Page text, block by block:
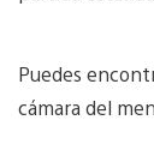
Puedes
cámara del